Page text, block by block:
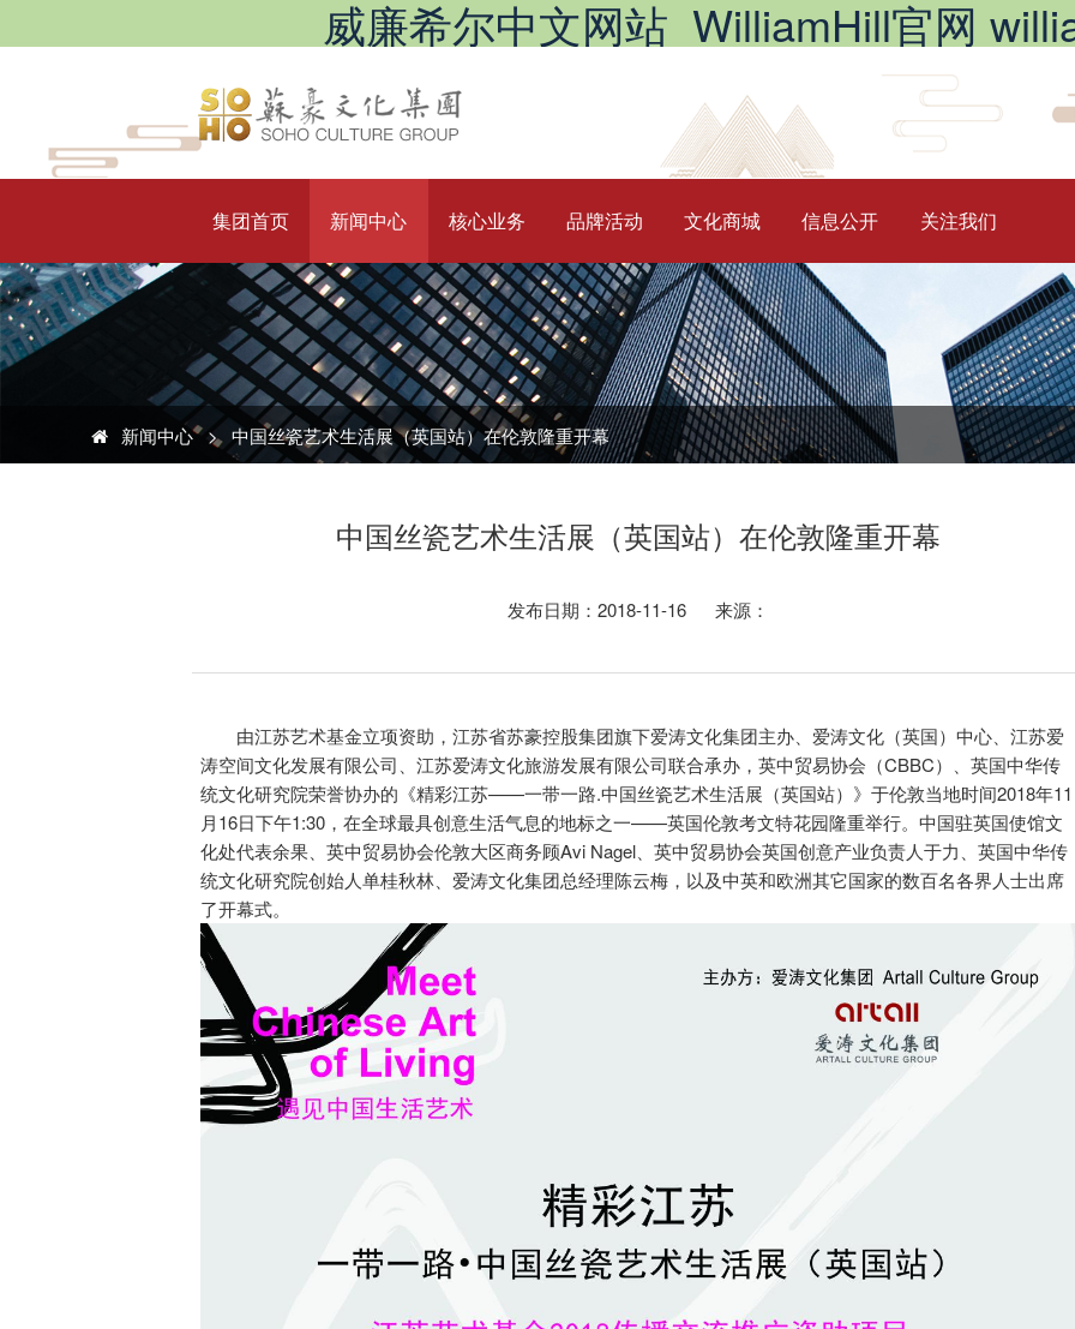
威廉希尔中文网站_WilliamHill官网
集团首页 新闻中心 核心业务 品牌活动 文化商城 信息公开 关注我们
新闻中心 > 中国丝瓷艺术生活展（英国站）在伦敦隆重开幕
中国丝瓷艺术生活展（英国站）在伦敦隆重开幕
发布日期：2018-11-16 来源：
由江苏艺术基金立项资助，江苏省苏豪控股集团旗下爱涛文化集团主办、爱涛文化（英国）中心、江苏爱
涛空间文化发展有限公司、江苏爱涛文化旅游发展有限公司联合承办，英中贸易协会（CBBC）、英国中华传
统文化研究院荣誉协办的《精彩江苏——一带一路.中国丝瓷艺术生活展（英国站）》于伦敦当地时间2018年11
月16日下午1:30，在全球最具创意生活气息的地标之一——英国伦敦考文特花园隆重举行。中国驻英国使馆文
化处代表余果、英中贸易协会伦敦大区商务顾Avi Nagel、英中贸易协会英国创意产业负责人于力、英国中华传
统文化研究院创始人单桂秋林、爱涛文化集团总经理陈云梅，以及中英和欧洲其它国家的数百名各界人士出席
了开幕式。